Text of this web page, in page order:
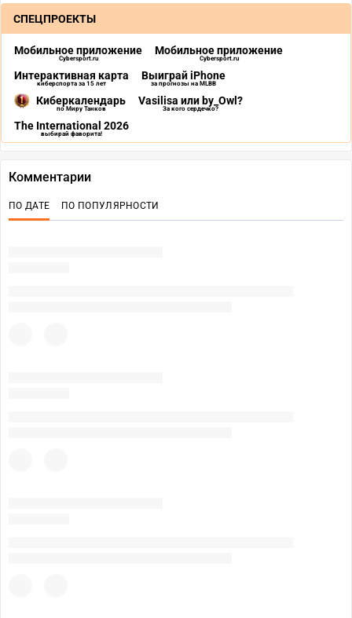
СПЕЦПРОЕКТЫ
Мобильное приложение
Cybersport.ru
Мобильное приложение
Cybersport.ru
Интерактивная карта
киберспорта за 15 лет
Выиграй iPhone
за прогнозы на MLBB
Киберкалендарь
по Миру Танков
Vasilisa или by_Owl?
За кого сердечко?
The International 2026
выбирай фаворита!
Комментарии
ПО ДАТЕ ПО ПОПУЛЯРНОСТИ